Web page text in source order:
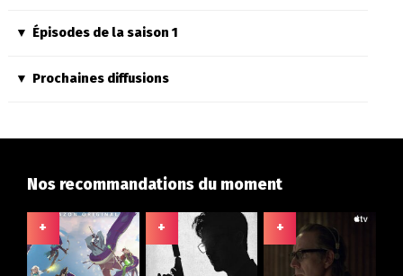
Épisodes de la saison 1
Prochaines diffusions
Nos recommandations du moment
+ + +